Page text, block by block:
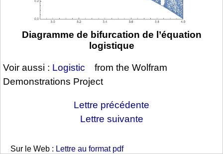
Diagramme de bifurcation de l’équation
logistique
Voir aussi : Logistic
from the Wolfram
Demonstrations Project
Lettre précédente
Lettre suivante
Sur le Web : Lettre au format pdf